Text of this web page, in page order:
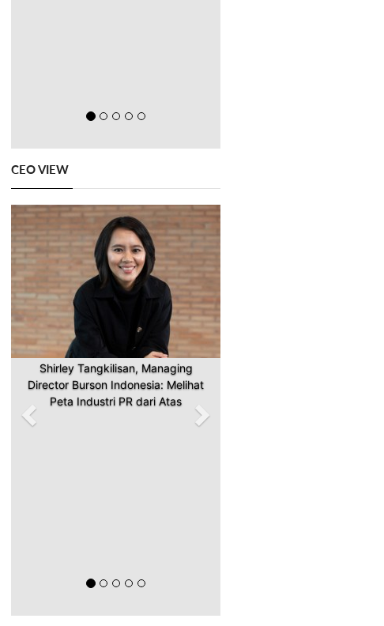
CEO VIEW
Shirley Tangkilisan, Managing
Director Burson Indonesia: Melihat
Peta Industri PR dari Atas
Previous Next